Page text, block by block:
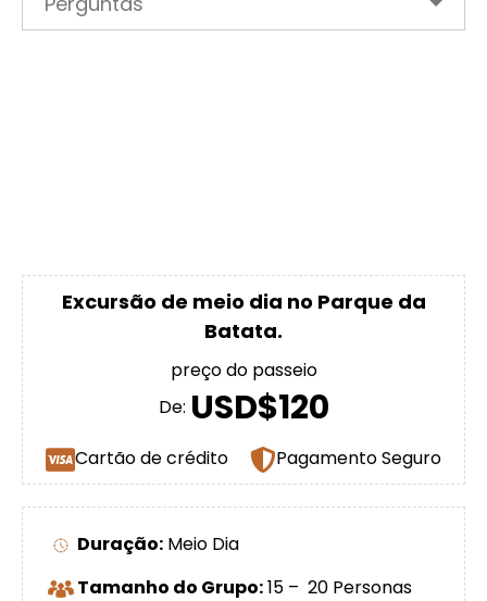
Excursão de meio dia no Parque da
Batata.
preço do passeio
De: USD$120
Cartão de crédito Pagamento Seguro
Duração: Meio Dia
Tamanho do Grupo:15 – 20 Personas